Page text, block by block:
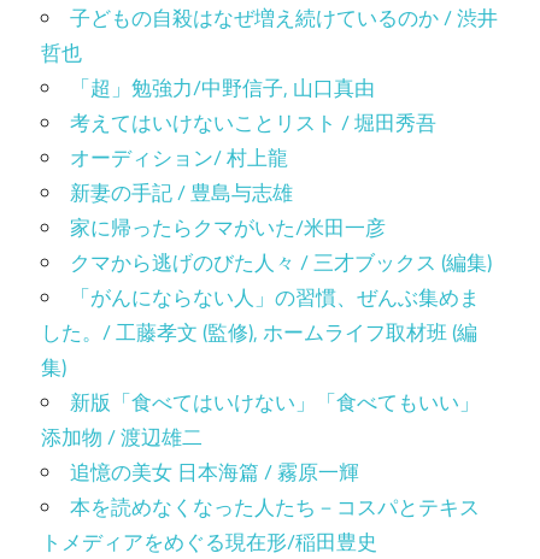
子どもの自殺はなぜ増え続けているのか / 渋井
哲也
「超」勉強力/中野信子, 山口真由
考えてはいけないことリスト / 堀田秀吾
オーディション/ 村上龍
新妻の手記 / 豊島与志雄
家に帰ったらクマがいた/米田一彦
クマから逃げのびた人々 / 三才ブックス (編集)
「がんにならない人」の習慣、ぜんぶ集めま
した。/ 工藤孝文 (監修), ホームライフ取材班 (編
集)
新版「食べてはいけない」「食べてもいい」
添加物 / 渡辺雄二
追憶の美女 日本海篇 / 霧原一輝
本を読めなくなった人たち－コスパとテキス
トメディアをめぐる現在形/稲田豊史